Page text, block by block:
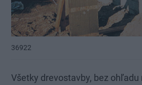
36922
Všetky drevostavby, bez